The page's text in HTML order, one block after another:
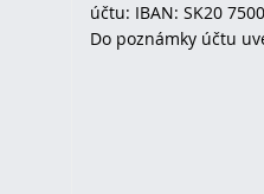
účtu: IBAN: SK20
Do poznámky účtu